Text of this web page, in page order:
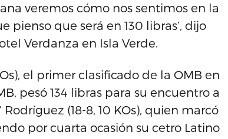
veremos cómo nos sentimos en la
pienso que será en 130 libras’, dijo
Verdanza en Isla Verde.
el primer clasificado de la OMB en
pesó 134 libras para su encuentro a
(18-8, 10 KOs), quien marcó
por cuarta ocasión su cetro Latino